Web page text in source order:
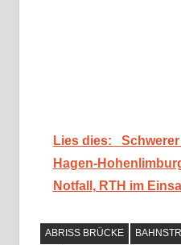
Lies dies:
Hagen-
Notfall, RTH im
ABRISS BRÜCKE